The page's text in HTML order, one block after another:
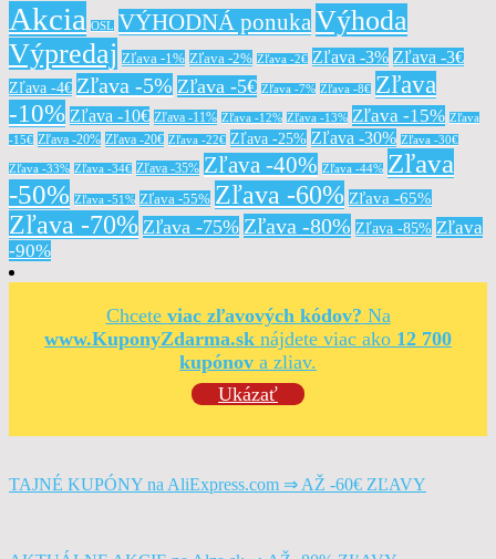
Akcia OSL VÝHODNÁ ponukaVýhoda
Výpredaj Zľava -1% Zľava -2% Zľava -2€ Zľava -3% Zľava -3€
Zľava -4€ Zľava -5% Zľava -5€ Zľava -7% Zľava -8€ Zľava
-10% Zľava -10€ Zľava -11% Zľava -12% Zľava -13% Zľava -15% Zľava
-15€ Zľava -20% Zľava -20€ Zľava -22€ Zľava -25% Zľava -30% Zľava -30€
Zľava -33% Zľava -34€ Zľava -35% Zľava -40% Zľava -44% Zľava
-50% Zľava -51% Zľava -55% Zľava -60% Zľava -65%
Zľava -70% Zľava -75% Zľava -80% Zľava -85% Zľava
-90%
Chcete viac zľavových kódov? Na
www.KuponyZdarma.sk nájdete viac ako 12 700
kupónov a zliav.
Ukázať
TAJNÉ KUPÓNY na AliExpress.com ⇒ AŽ -60€ ZĽAVY